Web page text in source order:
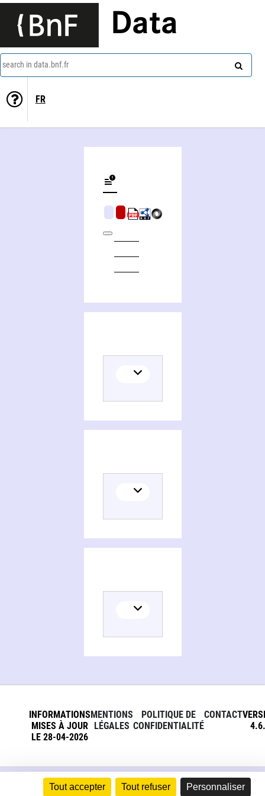
Tout accepter Tout refuser Personnaliser
Data
search in data.bnf.fr
FR
INFORMATIONS
MISES À JOUR
LE 28-04-2026
MENTIONS
LÉGALES
POLITIQUE DE
CONFIDENTIALITÉ
CONTACT